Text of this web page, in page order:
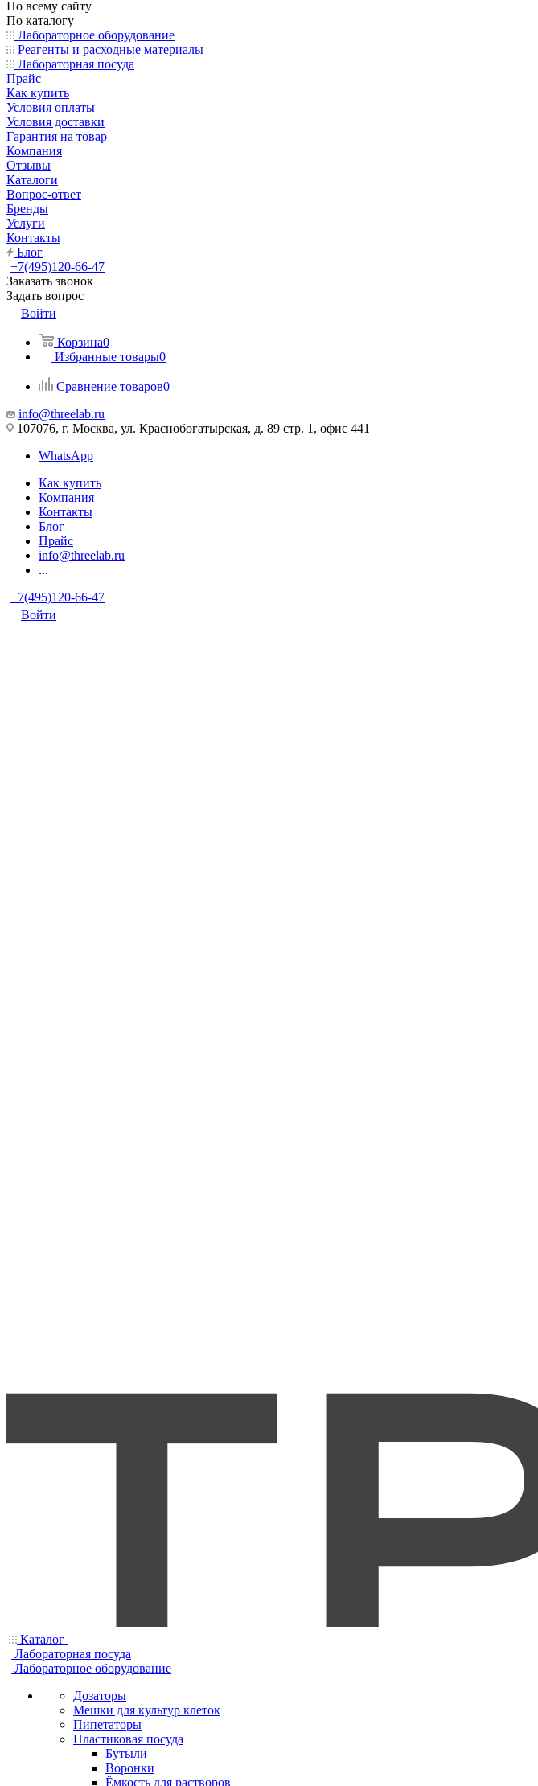
По всему сайту
По каталогу
Лабораторное оборудование
Реагенты и расходные материалы
Лабораторная посуда
Прайс
Как купить
Условия оплаты
Условия доставки
Гарантия на товар
Компания
Отзывы
Каталоги
Вопрос-ответ
Бренды
Услуги
Контакты
Блог
+7(495)120-66-47
Заказать звонок
Задать вопрос
Войти
Корзина0
Избранные товары0
Сравнение товаров0
info@threelab.ru
107076, г. Москва, ул. Краснобогатырская, д. 89 стр. 1, офис 441
WhatsApp
Как купить
Компания
Контакты
Блог
Прайс
info@threelab.ru
...
+7(495)120-66-47
Войти
Каталог
Лабораторная посуда
Лабораторное оборудование
Дозаторы
Мешки для культур клеток
Пипетаторы
Пластиковая посуда
Бутыли
Воронки
Ёмкость для растворов